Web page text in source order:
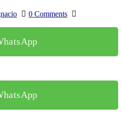
0 Comments